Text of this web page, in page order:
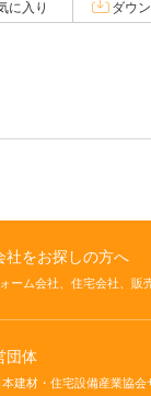
に入り ダウ
社をお探しの方へ
ーム会社、住宅会社、販
団体
建材・住宅設備産業協会